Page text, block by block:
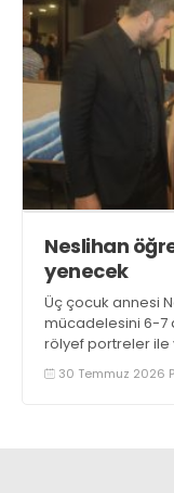
Neslihan
yenecek
Üç çocuk annesi
mücadelesini 6-7
rölyef portreler ile
GTO’da açarak
30 Temmuz 2026